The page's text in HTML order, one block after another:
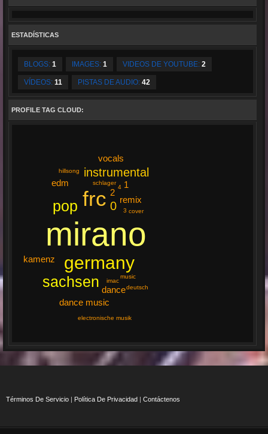
ESTADÍSTICAS
BLOGS: 1 IMAGES: 1 VIDEOS DE YOUTUBE: 2
VÍDEOS: 11 PISTAS DE AUDIO: 42
PROFILE TAG CLOUD:
mirano
frc
germany
pop
sachsen
0
instrumental
dance
dance music
1
remix
edm
vocals
2
kamenz
3
music
cover
electronische musik
hillsong
schlager
4
deutsch
imac
Términos De Servicio | Política De Privacidad | Contáctenos